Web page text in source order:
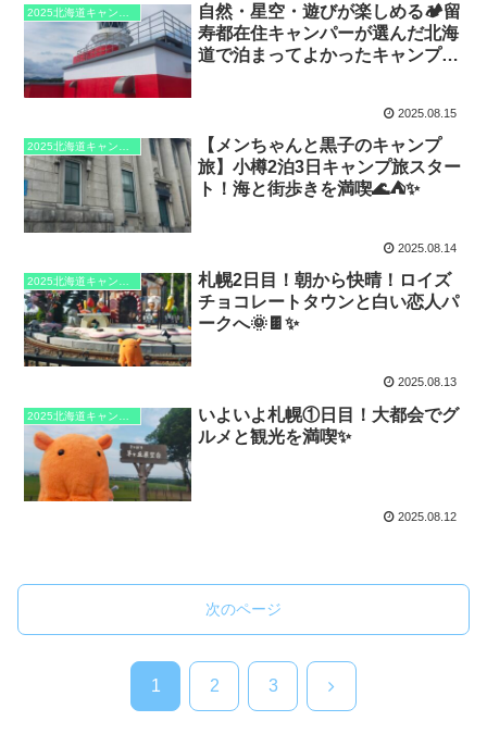
自然・星空・遊びが楽しめる🏕️留
寿都在住キャンパーが選んだ北海
道で泊まってよかったキャンプ場
2025.08.15
2025北海道キャンプ旅
【メンちゃんと黒子のキャンプ
旅】小樽2泊3日キャンプ旅スター
ト！海と街歩きを満喫🌊⛺✨
2025.08.14
札幌2日目！朝から快晴！ロイズ
チョコレートタウンと白い恋人パ
ークへ🌞🍫✨
2025.08.13
いよいよ札幌①日目！大都会でグ
ルメと観光を満喫✨
2025.08.12
次のページ
1 2 3 次